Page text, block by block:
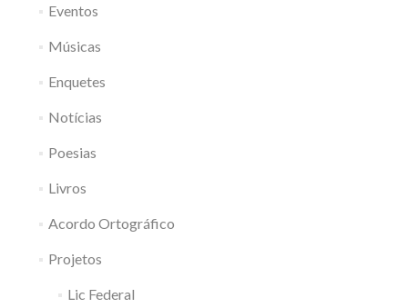
Eventos
Músicas
Enquetes
Notícias
Poesias
Livros
Acordo Ortográfico
Projetos
Lic Federal